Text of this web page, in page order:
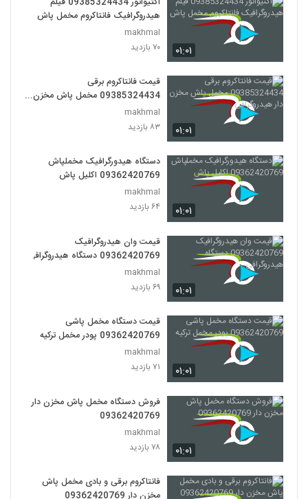
۰۱:۰۱
هیدروگرافیک فانتاکروم مخمل پاش
makhmal
۷۰ بازدید
۰۱:۰۱
قیمت فانتاکروم برقی
09385324434 مخمل پاش مخزن
دار هیدروگرافی
makhmal
۸۳ بازدید
۰۱:۰۱
دستگاه هیدورگرافیک مخملپاش
09362420769 اکلیل پاش
makhmal
۶۴ بازدید
۰۱:۰۱
قیمت وان هیدروگرافیک
09362420769 دستگاه هیدروگرافی
makhmal
۶۹ بازدید
۰۱:۰۱
قیمت دستگاه مخمل پاشی
09362420769 پودر مخمل ترکیه
makhmal
۷۱ بازدید
۰۱:۰۱
فروش دستگاه مخمل پاش مخزن دار
09362420769
makhmal
۷۸ بازدید
فانتاکروم برقی و بادی مخمل پاش
مخزن دار 09362420769